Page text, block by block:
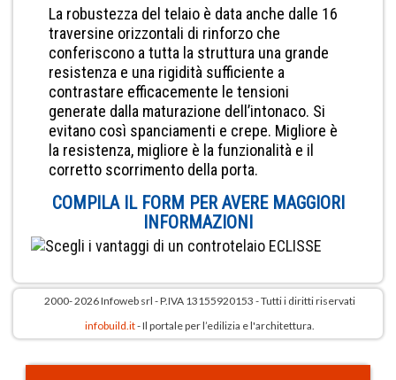
La robustezza del telaio è data anche dalle 16
traversine orizzontali di rinforzo che
conferiscono a tutta la struttura una grande
resistenza e una rigidità sufficiente a
contrastare efficacemente le tensioni
generate dalla maturazione dell’intonaco. Si
evitano così spanciamenti e crepe. Migliore è
la resistenza, migliore è la funzionalità e il
corretto scorrimento della porta.
COMPILA IL FORM PER AVERE MAGGIORI
INFORMAZIONI
2000- 2026 Infoweb srl - P.IVA 13155920153 - Tutti i diritti riservati
infobuild.it- Il portale per l’edilizia e l'architettura.